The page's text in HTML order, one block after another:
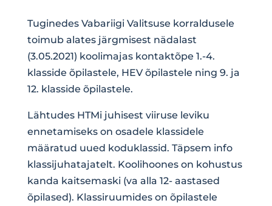
Tuginedes Vabariigi Valitsuse korraldusele
toimub alates järgmisest nädalast
(3.05.2021) koolimajas kontaktõpe 1.-4.
klasside õpilastele, HEV õpilastele ning 9. ja
12. klasside õpilastele.
Lähtudes HTMi juhisest viiruse leviku
ennetamiseks on osadele klassidele
määratud uued koduklassid. Täpsem info
klassijuhatajatelt. Koolihoones on kohustus
kanda kaitsemaski (va alla 12- aastased
õpilased). Klassiruumides on õpilastele